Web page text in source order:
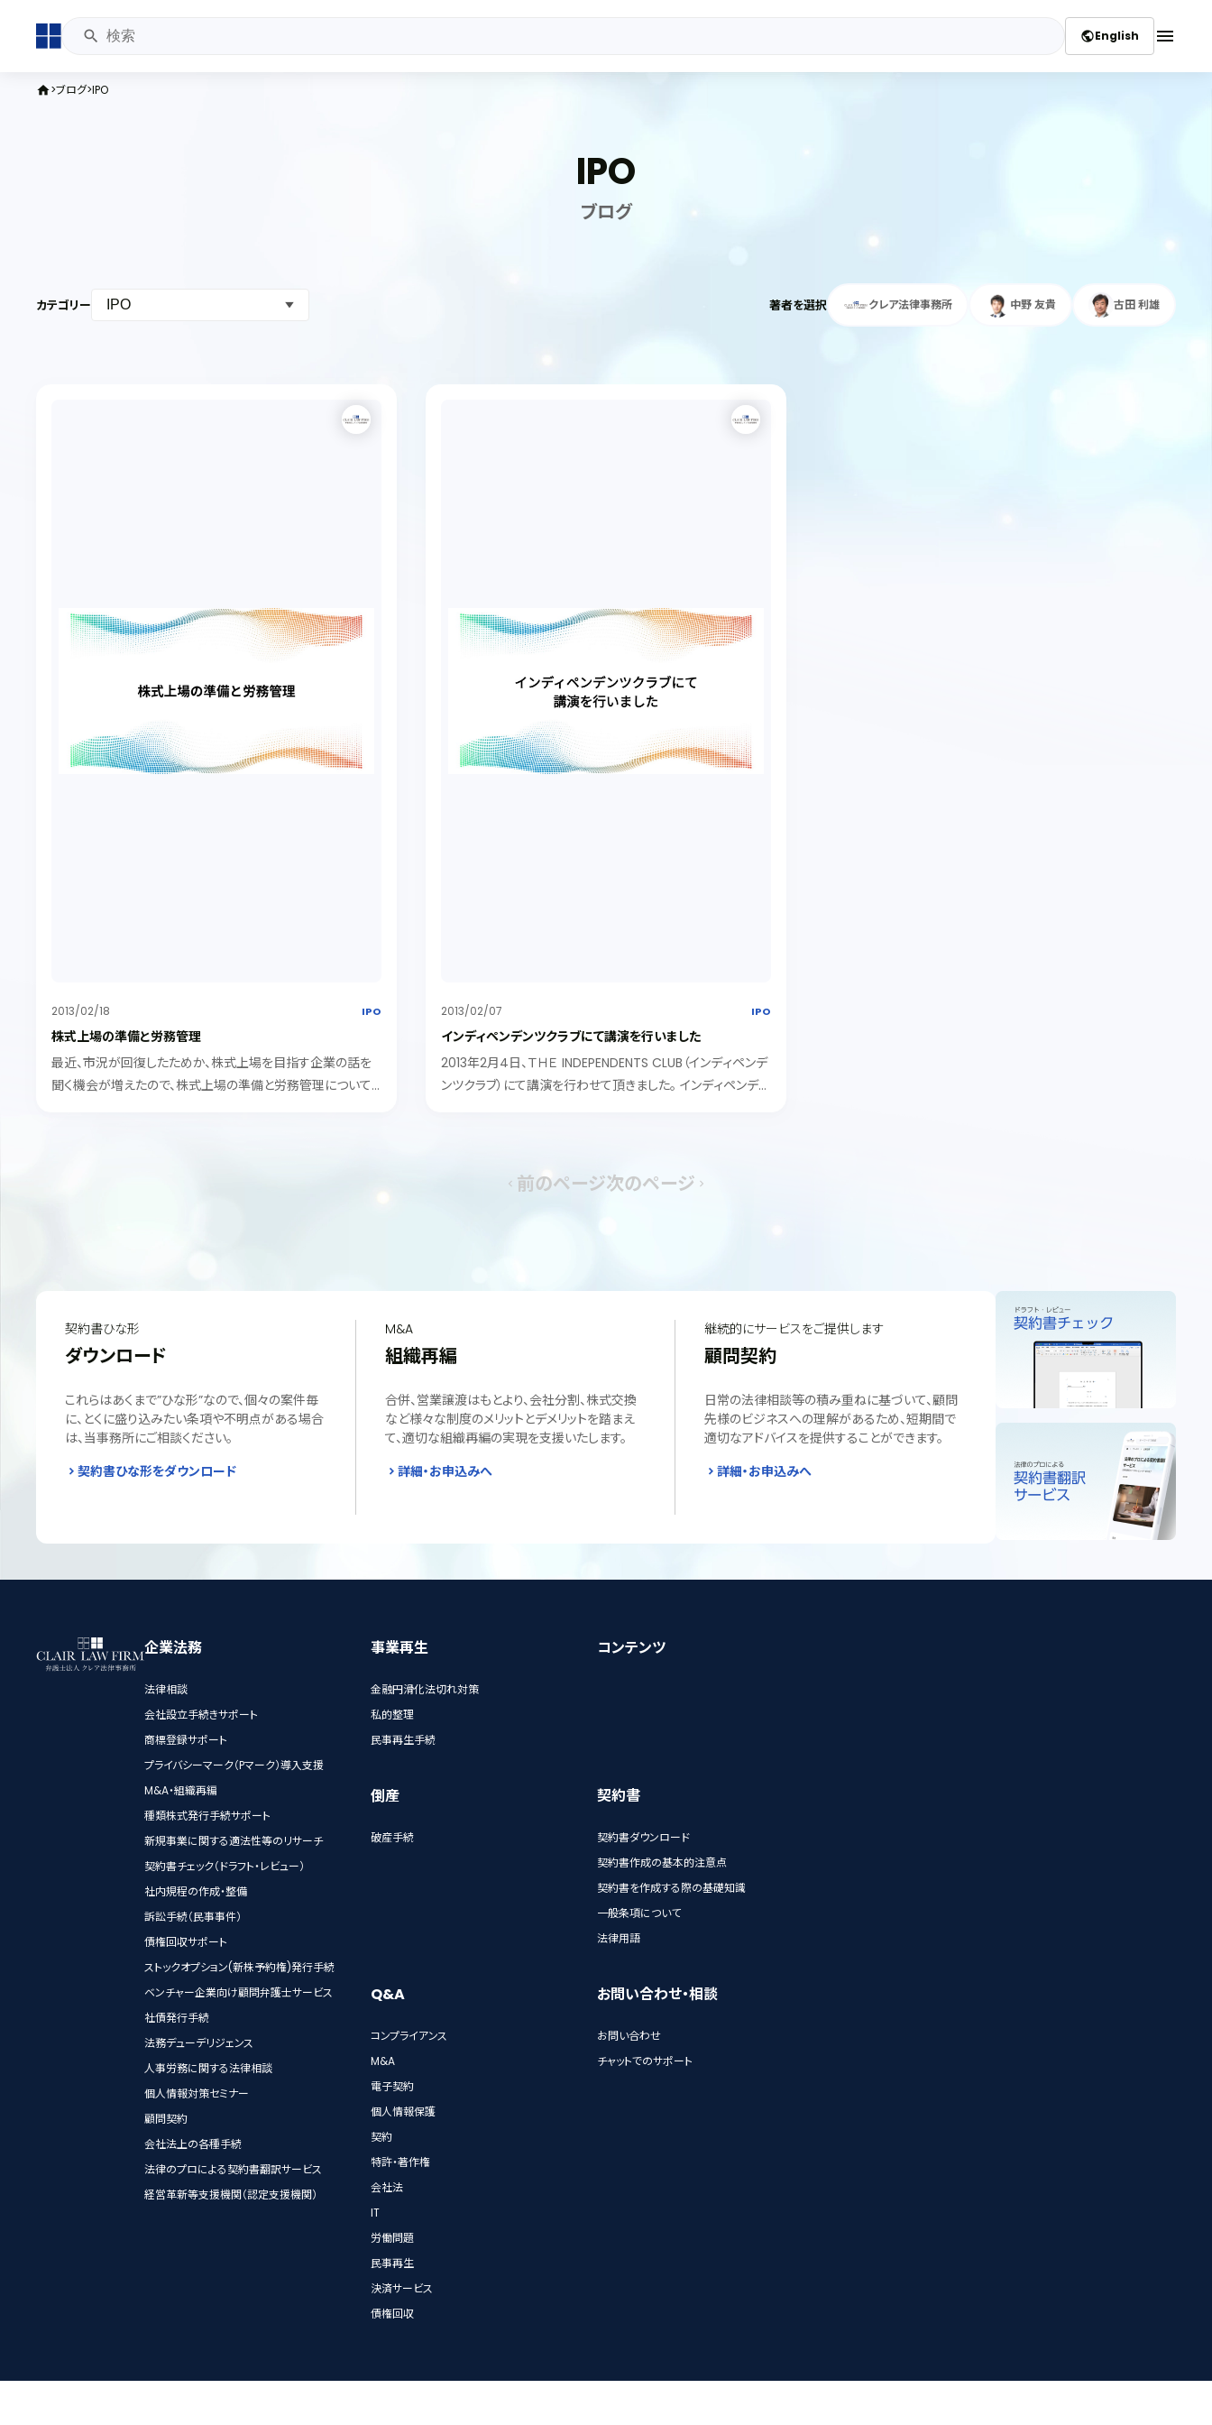
publicEnglish menu
home ブログ IPO
IPO
ブログ
カテゴリー 著者を選択 クレア法律事務所 中野 友貴 古田 利雄
2013/02/18 IPO
株式上場の準備と労務管理
最近、市況が回復したためか、株式上場を目指す企業の話を
聞く機会が増えたので、株式上場の準備と労務管理について、
2013/02/07 IPO
インディペンデンツクラブにて講演を行いました
2013年2月4日、ＴＨＥ INDEPENDENTS CLUB（インディペンデ
ンツクラブ）にて講演を行わせて頂きました。 インディペンデン
chevron_left 前のページ次のページ chevron_right
契約書ひな形
ダウンロード
これらはあくまで”ひな形”なので、個々の案件毎
に、とくに盛り込みたい条項や不明点がある場合
は、当事務所にご相談ください。
契約書ひな形をダウンロード
M&A
組織再編
合併、営業譲渡はもとより、会社分割、株式交換
など様々な制度のメリットとデメリットを踏まえ
て、適切な組織再編の実現を支援いたします。
詳細・お申込みへ
継続的にサービスをご提供します
顧問契約
日常の法律相談等の積み重ねに基づいて、顧問
先様のビジネスへの理解があるため、短期間で
適切なアドバイスを提供することができます。
詳細・お申込みへ
企業法務
法律相談
会社設立手続きサポート
商標登録サポート
プライバシーマーク（Pマーク）導入支援
M&A・組織再編
種類株式発行手続サポート
新規事業に関する適法性等のリサーチ
契約書チェック（ドラフト・レビュー）
社内規程の作成・整備
訴訟手続（民事事件）
債権回収サポート
ストックオプション(新株予約権)発行手続
ベンチャー企業向け顧問弁護士サービス
社債発行手続
法務デューデリジェンス
人事労務に関する法律相談
個人情報対策セミナー
顧問契約
会社法上の各種手続
法律のプロによる契約書翻訳サービス
経営革新等支援機関（認定支援機関）
事業再生
金融円滑化法切れ対策
私的整理
民事再生手続
倒産
破産手続
Q&A
コンプライアンス
M&A
電子契約
個人情報保護
契約
特許・著作権
会社法
IT
労働問題
民事再生
決済サービス
債権回収
コンテンツ
契約書
契約書ダウンロード
契約書作成の基本的注意点
契約書を作成する際の基礎知識
一般条項について
法律用語
お問い合わせ・相談
お問い合わせ
チャットでのサポート